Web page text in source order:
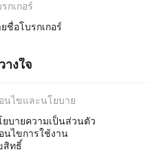
กเกอร์
ชื่อโบรกเกอร์
งใจ
อนไขและนโยบาย
ยบายความเป็นส่วนตัว
อนไขการใช้งาน
สิทธิ์